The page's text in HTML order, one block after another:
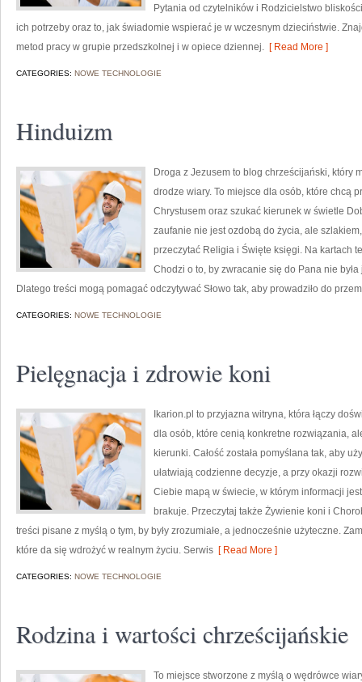
Pytania od czytelników i Rodzicielstwo
ich potrzeby oraz to, jak świadomie wspierać je w wczesnym dzieciństwie.
metod pracy w grupie przedszkolnej i w opiece dziennej. [ Read More ]
CATEGORIES: NOWE TECHNOLOGIE
Hinduizm
Droga z Jezusem to blog chrześcijański, który
drodze wiary. To miejsce dla osób, które chcą
Chrystusem oraz szukać kierunek w świetle
zaufanie nie jest ozdobą do życia, ale
przeczytać Religia i Święte księgi. Na kartach
Chodzi o to, by zwracanie się do Pana nie
Dlatego treści mogą pomagać odczytywać Słowo tak, aby prowadziło do
CATEGORIES: NOWE TECHNOLOGIE
Pielęgnacja i zdrowie koni
Ikarion.pl to przyjazna witryna, która łączy
dla osób, które cenią konkretne rozwiązania,
kierunki. Całość została pomyślana tak, aby
ułatwiają codzienne decyzje, a przy okazji
Ciebie mapą w świecie, w którym informacji
brakuje. Przeczytaj także Żywienie koni i
treści pisane z myślą o tym, by były zrozumiałe, a jednocześnie użyteczne.
które da się wdrożyć w realnym życiu. Serwis [ Read More ]
CATEGORIES: NOWE TECHNOLOGIE
Rodzina i wartości chrześcijańskie
To miejsce stworzone z myślą o wędrówce